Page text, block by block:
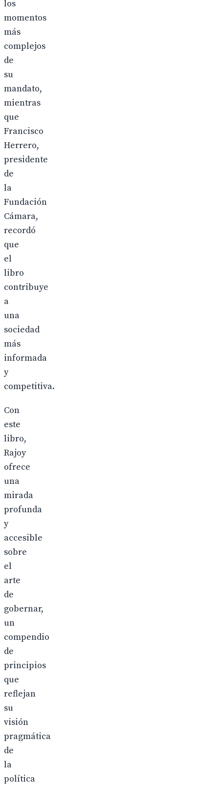
los
momentos
más
complejos
de
su
mandato,
mientras
que
Francisco
Herrero,
presidente
de
la
Fundación
Cámara,
recordó
que
el
libro
contribuye
a
una
sociedad
más
informada
y
competitiva.
Con
este
libro,
Rajoy
ofrece
una
mirada
profunda
y
accesible
sobre
el
arte
de
gobernar,
un
compendio
de
principios
que
reflejan
su
visión
pragmática
de
la
política